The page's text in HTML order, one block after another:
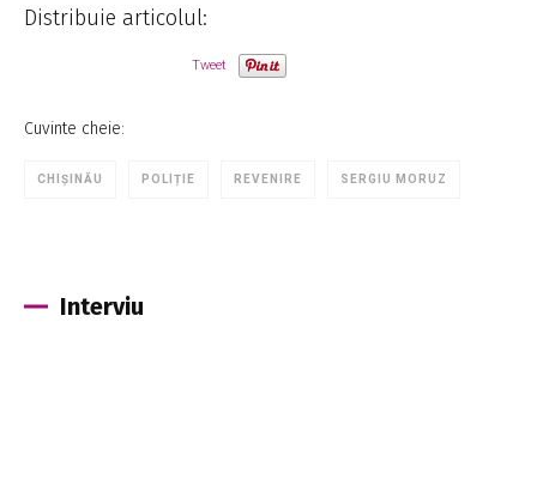
Distribuie articolul:
Tweet
Cuvinte cheie:
CHIȘINĂU POLIȚIE REVENIRE SERGIU MORUZ
Interviu